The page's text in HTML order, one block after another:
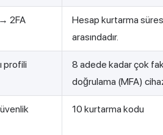
2FA
Hesap kurtarma
arasındadır.
profili
8 adede kadar çok
doğrulama (MFA)
10 kurtarma kodu